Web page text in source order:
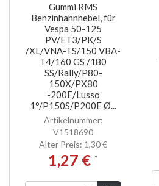
Gummi RMS
Benzinhahnhebel, für
Vespa 50-125
PV/ET3/PK/S
/XL/VNA-TS/150 VBA-
T4/160 GS /180
SS/Rally/P80-
150X/PX80
-200E/Lusso
1°/P150S/P200E Ø...
Artikelnummer:
V1518690
Alter Preis: 1,30 €
1,27 € *